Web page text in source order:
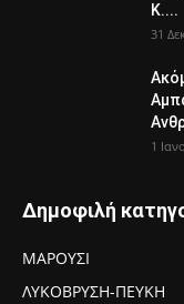
Κ....
31
1
Δημοφιλή
ΜΑΡΟΥΣΙ
ΛΥΚΟΒΡΥΣΗ-ΠΕΥΚΗ